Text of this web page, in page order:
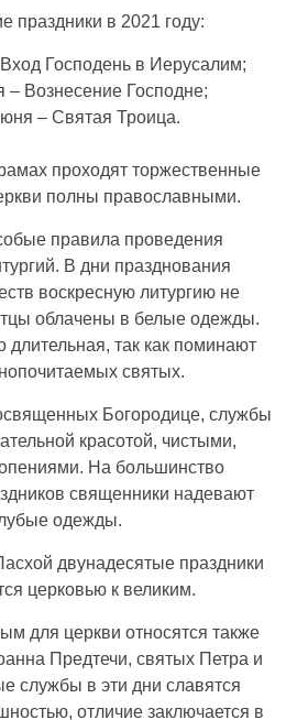
праздники в 2021 году:
Господень в Иерусалим;
– Вознесение Господне;
– Святая Троица.
проходят торжественные
полны православными.
правила проведения
В дни празднования
воскресную литургию не
облачены в белые одежды.
так как поминают
святых.
Богородице, службы
красотой, чистыми,
На большинство
священники надевают
одежды.
двунадесятые праздники
церковью к великим.
для церкви относятся также
Предтечи, святых Петра и
службы в эти дни славятся
отличие заключается в